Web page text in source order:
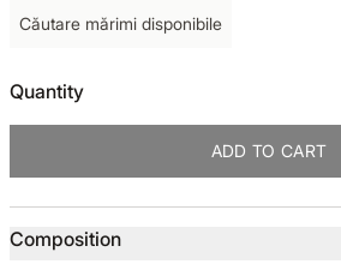
Căutare mărimi disponibile
Quantity
ADD TO CART
Composition